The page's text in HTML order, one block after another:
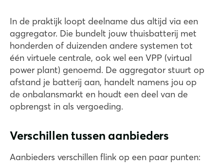
In de praktijk loopt deelname dus altijd via een
aggregator. Die bundelt jouw thuisbatterij met
honderden of duizenden andere systemen tot
één virtuele centrale, ook wel een VPP (virtual
power plant) genoemd. De aggregator stuurt op
afstand je batterij aan, handelt namens jou op
de onbalansmarkt en houdt een deel van de
opbrengst in als vergoeding.
Verschillen tussen aanbieders
Aanbieders verschillen flink op een paar punten: